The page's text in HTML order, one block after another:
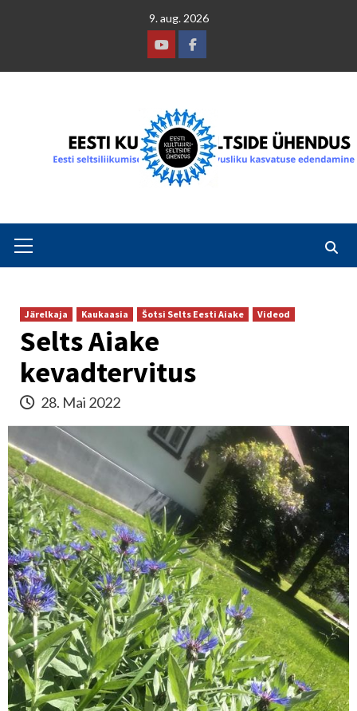
9. aug. 2026
YoutubeFacebook
Menu
Järelkaja Kaukaasia Šotsi Selts Eesti Aiake Videod
Selts Aiake
kevadtervitus
28. Mai 2022